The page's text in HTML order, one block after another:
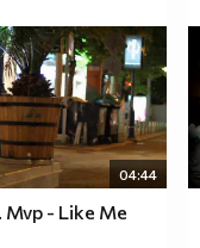
04:44
- Like Me